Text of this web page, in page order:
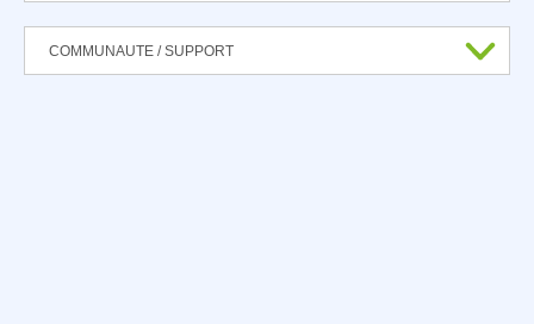
COMMUNAUTE / SUPPORT